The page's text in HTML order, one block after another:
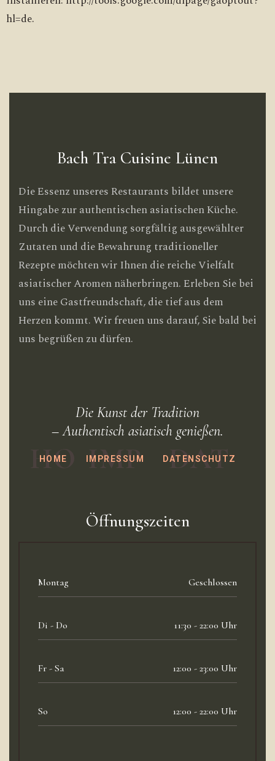
hl=de.
Bach Tra Cuisine Lünen
Die Essenz unseres Restaurants bildet unsere
Hingabe zur authentischen asiatischen Küche.
Durch die Verwendung sorgfältig ausgewählter
Zutaten und die Bewahrung traditioneller
Rezepte möchten wir Ihnen die reiche Vielfalt
asiatischer Aromen näherbringen. Erleben Sie bei
uns eine Gastfreundschaft, die tief aus dem
Herzen kommt. Wir freuen uns darauf, Sie bald bei
uns begrüßen zu dürfen.
Die Kunst der Tradition
– Authentisch asiatisch genießen.
HO
HOME IMP
IMPRESSUM DAT
DATENSCHUTZ
Öffnungszeiten
Montag Geschlossen
Di - Do 11:30 - 22:00 Uhr
Fr - Sa 12:00 - 23:00 Uhr
So 12:00 - 22:00 Uhr